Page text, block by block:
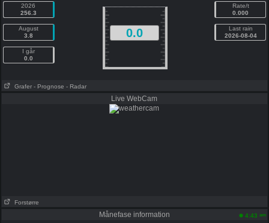
2026
256.3
August
3.8
I går
0.0
0.0
Rate/t
0.000
Last rain
2026-08-04
Grafer - Prognose - Radar
Live WebCam
Forstørre
Månefase information 4:43 am